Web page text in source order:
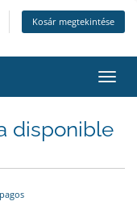
Kosár megtekintése
a
disponible